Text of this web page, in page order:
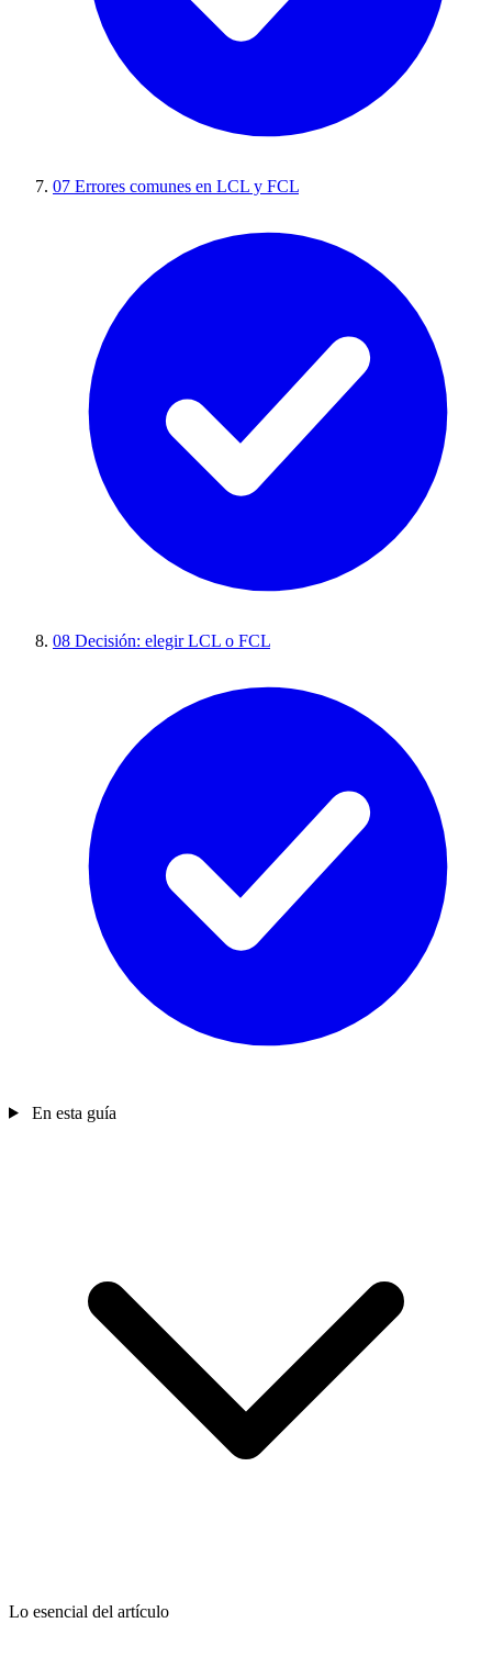
07 Errores comunes en LCL y FCL
08 Decisión: elegir LCL o FCL
En esta guía
Lo esencial del artículo